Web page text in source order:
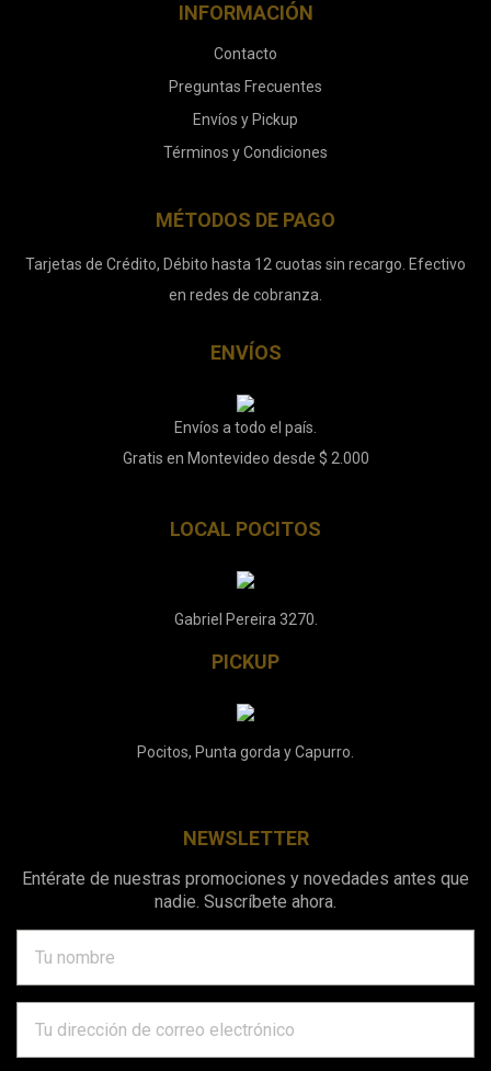
INFORMACIÓN
Contacto
Preguntas Frecuentes
Envíos y Pickup
Términos y Condiciones
MÉTODOS DE PAGO
Tarjetas de Crédito, Débito hasta 12 cuotas sin recargo. Efectivo
en redes de cobranza.
ENVÍOS
Envíos a todo el país.
Gratis en Montevideo desde $ 2.000
LOCAL POCITOS
Gabriel Pereira 3270.
PICKUP
Pocitos, Punta gorda y Capurro.
NEWSLETTER
Entérate de nuestras promociones y novedades antes que
nadie. Suscríbete ahora.